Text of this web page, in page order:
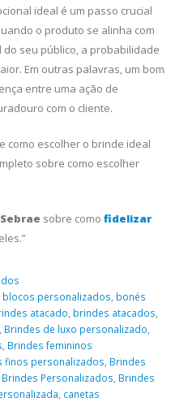
ideal é um passo crucial
o produto se alinha com
seu público, a probabilidade
Em outras palavras, um bom
entre uma ação de
com o cliente.
como escolher o brinde ideal
sobre como escolher
Sebrae sobre como fidelizar
blocos personalizados, bonés
atacado, brindes atacados,
, Brindes de luxo personalizado,
, Brindes femininos
finos personalizados, Brindes
Brindes Personalizados, Brindes
, canetas